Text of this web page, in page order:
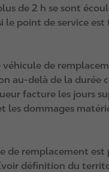
de 2 h se sont
le point de service
de
au‑delà de la durée
facture les jours
les dommages
remplacement est
définition du